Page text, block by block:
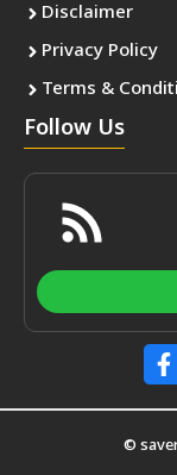
Disclaimer
Privacy Policy
Terms &
Follow Us
©